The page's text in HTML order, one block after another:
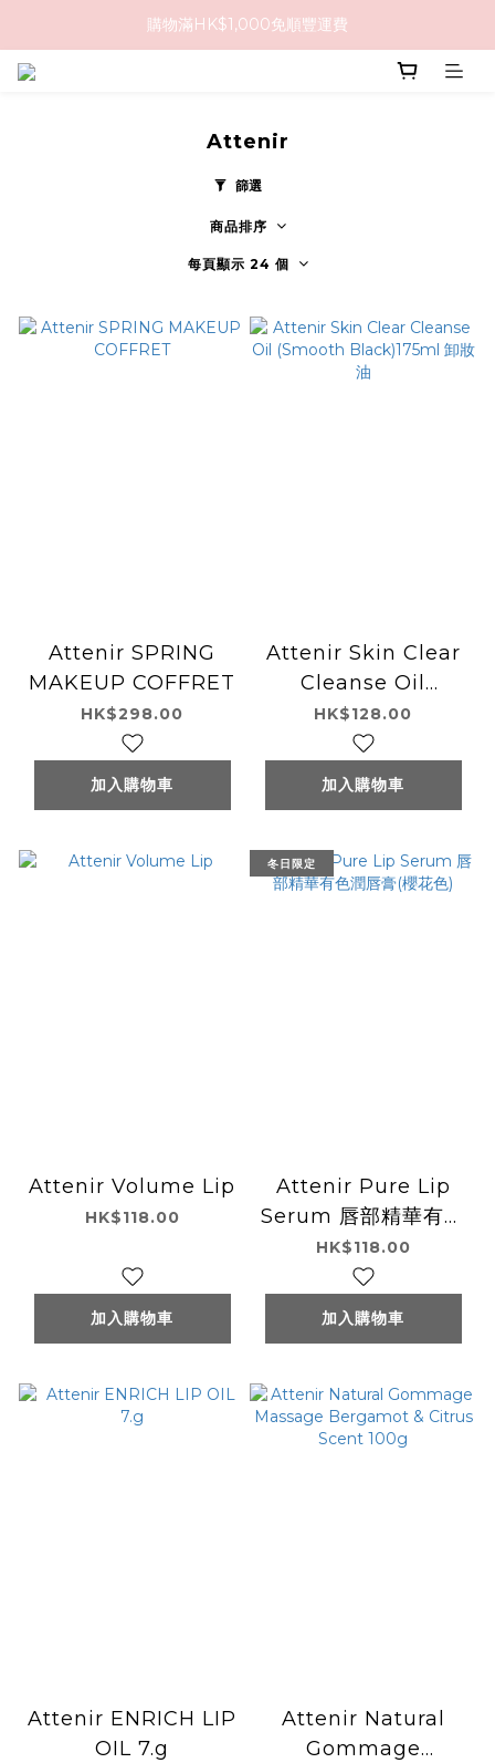
購物滿HK$1,000免順豐運費
購物滿HK$1,000免順豐運費
購買任何隱形眼鏡2盒或以上，即享8折優惠!!
Attenir
篩選
商品排序
每頁顯示 24 個
Attenir SPRING
MAKEUP COFFRET
HK$298.00
加入購物車
Attenir Skin Clear
Cleanse Oil
(Smooth
Black)175ml 卸妝油
HK$128.00
加入購物車
Attenir Volume Lip
HK$118.00
加入購物車
冬日限定
Attenir Pure Lip
Serum 唇部精華有色
潤唇膏(櫻花色)
HK$118.00
加入購物車
Attenir ENRICH LIP
OIL 7.g
Attenir Natural
Gommage